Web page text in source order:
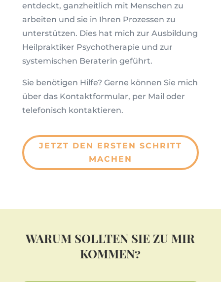
entdeckt, ganzheitlich mit Menschen zu
arbeiten und sie in Ihren Prozessen zu
unterstützen. Dies hat mich zur Ausbildung
Heilpraktiker Psychotherapie und zur
systemischen Beraterin geführt.
Sie benötigen Hilfe? Gerne können Sie mich
über das Kontaktformular, per Mail oder
telefonisch kontaktieren.
JETZT DEN ERSTEN SCHRITT
MACHEN
WARUM SOLLTEN SIE ZU MIR
KOMMEN?